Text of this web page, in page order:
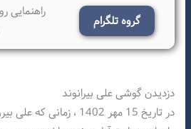
گروه تلگرام
راهنمایی
دزدیدن گوشی علی بیرانوند
در تاریخ 15 مهر 1402 ،